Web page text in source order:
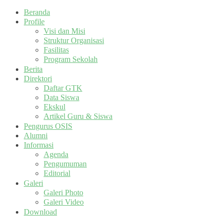
Beranda
Profile
Visi dan Misi
Struktur Organisasi
Fasilitas
Program Sekolah
Berita
Direktori
Daftar GTK
Data Siswa
Ekskul
Artikel Guru & Siswa
Pengurus OSIS
Alumni
Informasi
Agenda
Pengumuman
Editorial
Galeri
Galeri Photo
Galeri Video
Download